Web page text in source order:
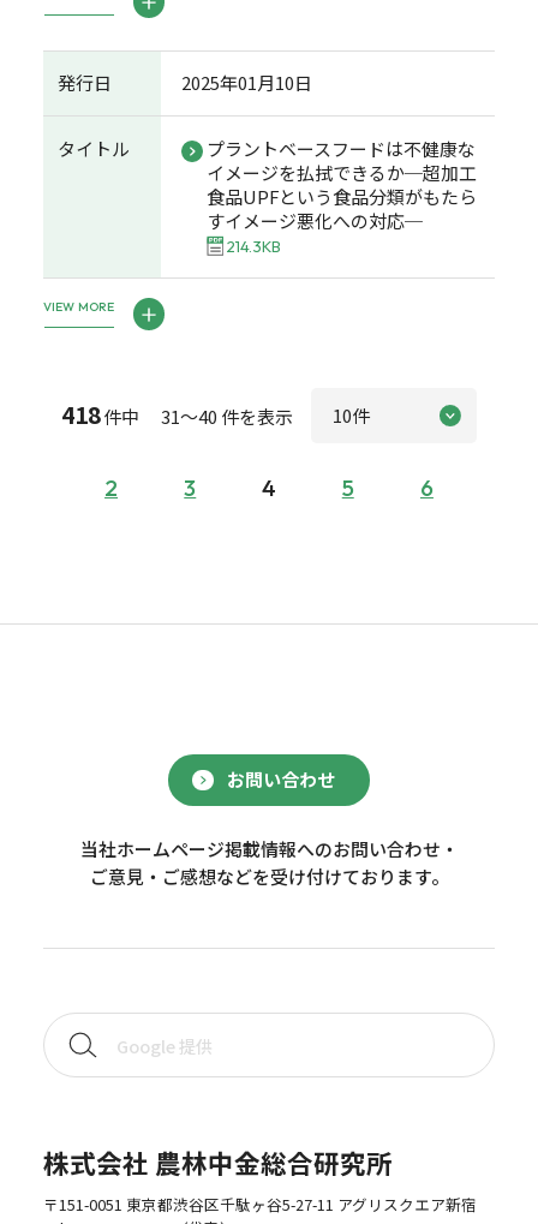
発行日 2025年01月10日
タイトル
プラントベースフードは不健康な
イメージを払拭できるか─超加工
食品UPFという食品分類がもたら
すイメージ悪化への対応─
214.3KB
VIEW MORE
418件中 31～40 件を表示
2 3 4 5 6
お問い合わせ
当社ホームページ掲載情報へのお問い合わせ・
ご意見・ご感想などを受け付けております。
株式会社 農林中金総合研究所
〒151-0051 東京都渋谷区千駄ヶ谷5-27-11 アグリスクエア新宿